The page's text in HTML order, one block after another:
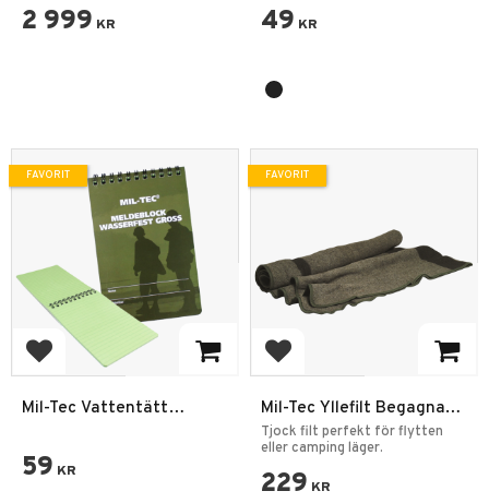
2 999 KR 49 KR
Lägg till i favoriter
Mil-Tec Vattentätt
59 KR
FAVORIT
Lägg till i favoriter
Mil-Tec Yllefilt Begagnad
180x140 Grå
Tjock filt perfekt för flytten
eller camping läger.
229 KR
FAVORIT